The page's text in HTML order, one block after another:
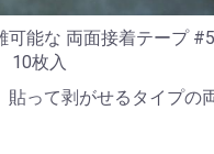
能な 両面接着テープ
10枚入
貼って剥がせるタイプの